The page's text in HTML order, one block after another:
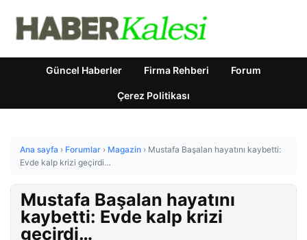
Güncel Haberler Firma Rehberi Forum
Çerez Politikası
Ana sayfa › Forumlar › Magazin › Mustafa Başalan hayatını kaybetti:
Evde kalp krizi geçirdi…
Mustafa Başalan hayatını
kaybetti: Evde kalp krizi
geçirdi…